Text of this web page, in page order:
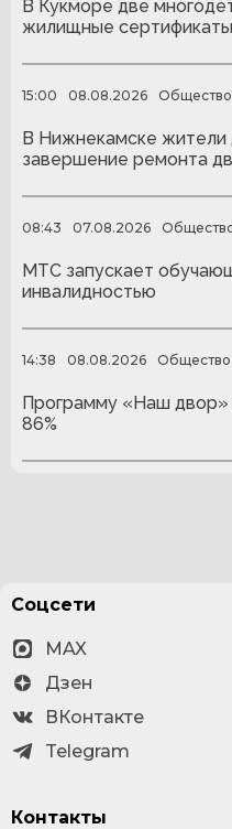
В Кукморе две
жилищные сертификаты
15:00 08.08.2026 Общество
В Нижнекамске жители
завершение ремонта
08:43 07.08.2026
МТС запускает
инвалидностью
14:38 08.08.2026 Общество
Программу «Наш двор»
86%
Соцсети
MAX
Дзен
ВКонтакте
Telegram
Контакты